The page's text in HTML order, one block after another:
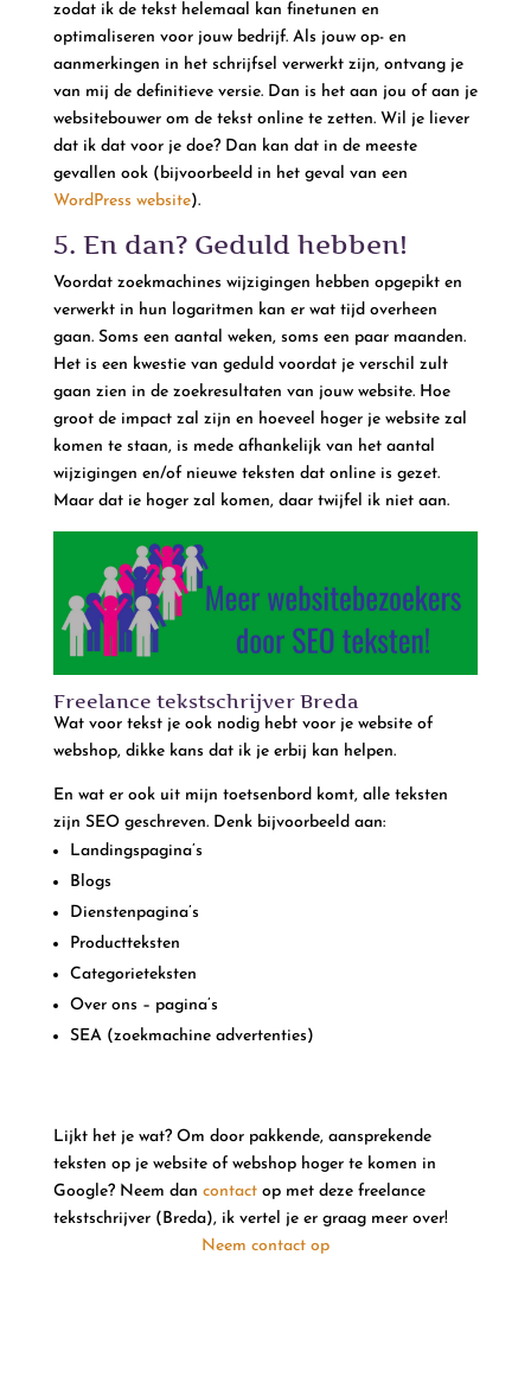
zodat ik de tekst helemaal kan finetunen en
optimaliseren voor jouw bedrijf. Als jouw op- en
aanmerkingen in het schrijfsel verwerkt zijn, ontvang je
van mij de definitieve versie. Dan is het aan jou of aan je
websitebouwer om de tekst online te zetten. Wil je liever
dat ik dat voor je doe? Dan kan dat in de meeste
gevallen ook (bijvoorbeeld in het geval van een
WordPress website).
5. En dan? Geduld hebben!
Voordat zoekmachines wijzigingen hebben opgepikt en
verwerkt in hun logaritmen kan er wat tijd overheen
gaan. Soms een aantal weken, soms een paar maanden.
Het is een kwestie van geduld voordat je verschil zult
gaan zien in de zoekresultaten van jouw website. Hoe
groot de impact zal zijn en hoeveel hoger je website zal
komen te staan, is mede afhankelijk van het aantal
wijzigingen en/of nieuwe teksten dat online is gezet.
Maar dat ie hoger zal komen, daar twijfel ik niet aan.
Freelance tekstschrijver Breda
Wat voor tekst je ook nodig hebt voor je website of
webshop, dikke kans dat ik je erbij kan helpen.
En wat er ook uit mijn toetsenbord komt, alle teksten
zijn SEO geschreven. Denk bijvoorbeeld aan:
Landingspagina’s
Blogs
Dienstenpagina’s
Productteksten
Categorieteksten
Over ons – pagina’s
SEA (zoekmachine advertenties)
Lijkt het je wat? Om door pakkende, aansprekende
teksten op je website of webshop hoger te komen in
Google? Neem dan contactop met deze freelance
tekstschrijver (Breda), ik vertel je er graag meer over!
Neem contact op